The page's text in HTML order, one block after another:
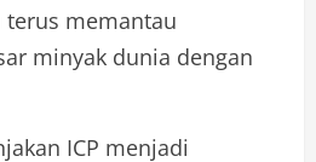
terus memantau
minyak dunia dengan
ICP menjadi